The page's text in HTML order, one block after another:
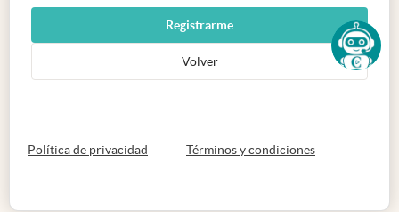
Registrarme
Volver
Política de privacidad abre en nueva pestaña
Términos y condicionesabre en nueva